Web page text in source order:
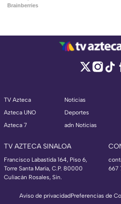
TV Azteca
Azteca UNO
Azteca 7
Noticias
Deportes
adn Noticias
TV AZTECA SINALOA
Francisco Labastida 164, Piso 6,
Torre Santa María, C.P. 80000
Culiacán Rosales, Sin.
667
Aviso de privacidadPreferencias de